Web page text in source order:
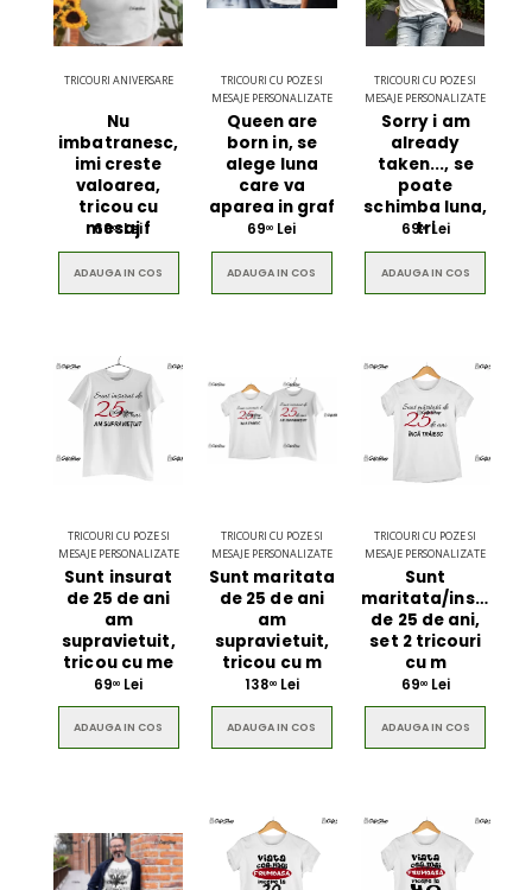
TRICOURI ANIVERSARE
Nu
imbatranesc,
imi creste
valoarea,
tricou cu
mesaj f
6900Lei
ADAUGA IN COS
TRICOURI CU POZE SI
MESAJE PERSONALIZATE
Queen are
born in, se
alege luna
care va
aparea in graf
6900 Lei
ADAUGA IN COS
TRICOURI CU POZE SI
MESAJE PERSONALIZATE
Sorry i am
already
taken..., se
poate
schimba luna,
tri
6900 Lei
ADAUGA IN COS
TRICOURI CU POZE SI
MESAJE PERSONALIZATE
Sunt insurat
de 25 de ani
am
supravietuit,
tricou cu me
6900 Lei
ADAUGA IN COS
TRICOURI CU POZE SI
MESAJE PERSONALIZATE
Sunt maritata
de 25 de ani
am
supravietuit,
tricou cu m
13800Lei
ADAUGA IN COS
TRICOURI CU POZE SI
MESAJE PERSONALIZATE
Sunt
maritata/insurat
de 25 de ani,
set 2 tricouri
cu m
6900Lei
ADAUGA IN COS